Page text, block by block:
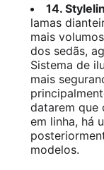
14.
lamas
mais
dos sedãs,
Sistema de
mais
datarem que
em linha, há
modelos.